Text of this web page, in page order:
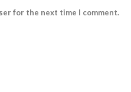
for the next time I comment.